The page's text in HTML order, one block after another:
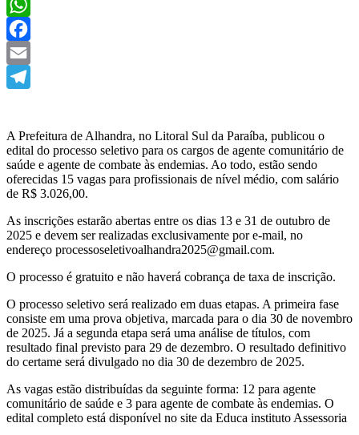
WhatsApp
Facebook
Email
A Prefeitura de Alhandra, no Litoral Sul da Paraíba, publicou o
edital do processo seletivo para os cargos de agente comunitário de
saúde e agente de combate às endemias. Ao todo, estão sendo
oferecidas 15 vagas para profissionais de nível médio, com salário
de R$ 3.026,00.
As inscrições estarão abertas entre os dias 13 e 31 de outubro de
2025 e devem ser realizadas exclusivamente por e-mail, no
endereço processoseletivoalhandra2025@gmail.com.
O processo é gratuito e não haverá cobrança de taxa de inscrição.
O processo seletivo será realizado em duas etapas. A primeira fase
consiste em uma prova objetiva, marcada para o dia 30 de novembro
de 2025. Já a segunda etapa será uma análise de títulos, com
resultado final previsto para 29 de dezembro. O resultado definitivo
do certame será divulgado no dia 30 de dezembro de 2025.
As vagas estão distribuídas da seguinte forma: 12 para agente
comunitário de saúde e 3 para agente de combate às endemias. O
edital completo está disponível no site da Educa instituto Assessoria